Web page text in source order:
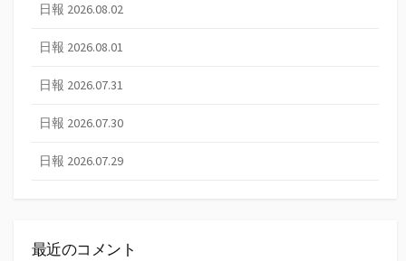
日報 2026.08.02
日報 2026.08.01
日報 2026.07.31
日報 2026.07.30
日報 2026.07.29
最近のコメント